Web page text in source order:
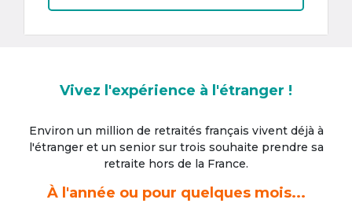
Vivez l'expérience à l'étranger !
Environ un million de retraités français vivent déjà à
l'étrangeret un senior sur trois souhaite prendre sa
retraite hors de la France.
À l'année ou pour quelques mois...